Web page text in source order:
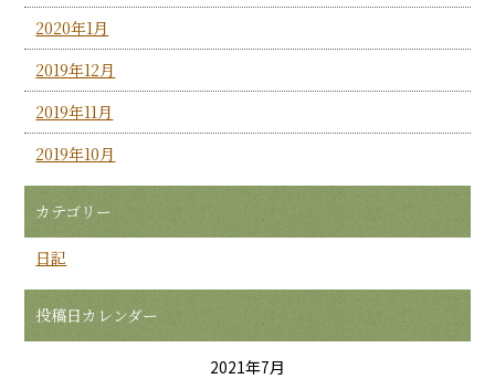
2020年1月
2019年12月
2019年11月
2019年10月
カテゴリー
日記
投稿日カレンダー
2021年7月